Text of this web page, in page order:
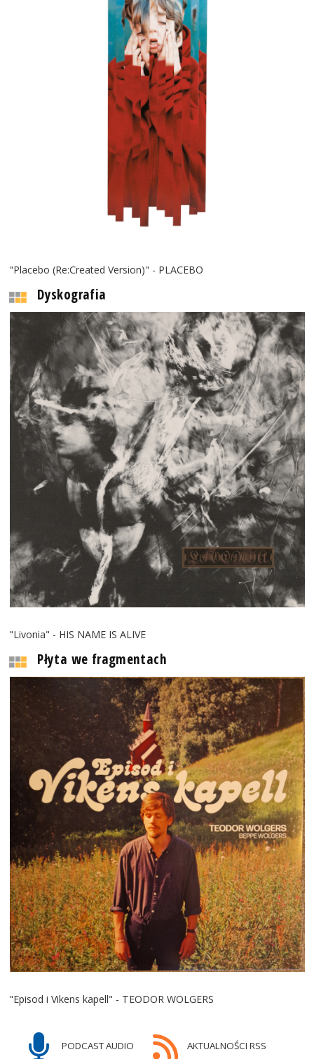
"Placebo (Re:Created Version)" - PLACEBO
Dyskografia
"Livonia" - HIS NAME IS ALIVE
Płyta we fragmentach
"Episod i Vikens kapell" - TEODOR WOLGERS
PODCAST AUDIO AKTUALNOŚCI RSS